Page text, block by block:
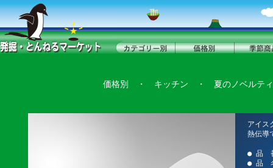
価格別 ・ キッチン ・ 夏のノベルティ
アイス
熱伝導
● 品
● 品